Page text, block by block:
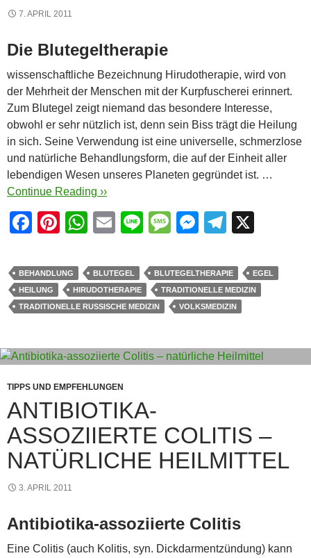
7. APRIL 2011
Die Blutegeltherapie
wissenschaftliche Bezeichnung Hirudotherapie, wird von
der Mehrheit der Menschen mit der Kurpfuscherei erinnert.
Zum Blutegel zeigt niemand das besondere Interesse,
obwohl er sehr nützlich ist, denn sein Biss trägt die Heilung
in sich. Seine Verwendung ist eine universelle, schmerzlose
und natürliche Behandlungsform, die auf der Einheit aller
lebendigen Wesen unseres Planeten gegründet ist. …
Continue Reading ››
F
c
e
b
o
k
Pi
er
e
st
W
at
s
A
p
E
ail
Li
e
M
ss
a
g
M
ss
e
n
er
T
e
gr
a
BEHANDLUNG BLUTEGEL BLUTEGELTHERAPIE
EGEL
HEILUNG
HIRUDOTHERAPIE
TRADITIONELLE MEDIZIN
TRADITIONELLE RUSSISCHE MEDIZIN
VOLKSMEDIZIN
TIPPS UND EMPFEHLUNGEN
ANTIBIOTIKA-
ASSOZIIERTE COLITIS –
NATÜRLICHE HEILMITTEL
3. APRIL 2011
Antibiotika-assoziierte Colitis
Eine Colitis (auch Kolitis, syn. Dickdarmentzündung) kann